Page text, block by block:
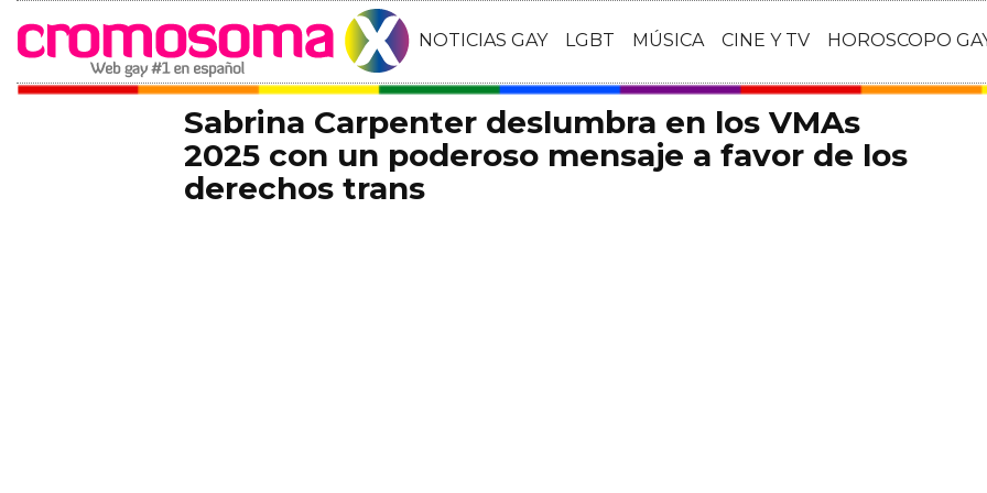
NOTICIAS GAY LGBT MÚSICA CINE Y TV HOROSCOPO
Sabrina Carpenter deslumbra en los VMAs
2025 con un poderoso mensaje a favor de los
derechos trans